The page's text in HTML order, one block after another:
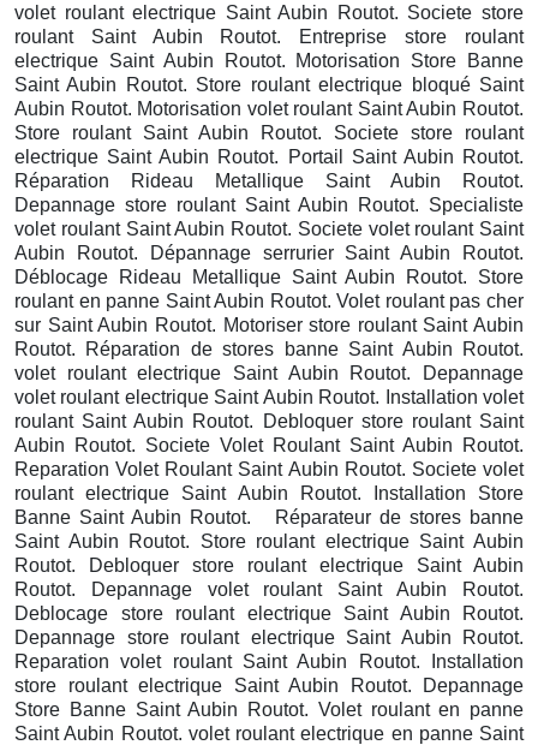
volet roulant electrique Saint Aubin Routot. Societe store
roulant Saint Aubin Routot. Entreprise store roulant
electrique Saint Aubin Routot. Motorisation Store Banne
Saint Aubin Routot. Store roulant electrique bloqué Saint
Aubin Routot. Motorisation volet roulant Saint Aubin Routot.
Store roulant Saint Aubin Routot. Societe store roulant
electrique Saint Aubin Routot. Portail Saint Aubin Routot.
Réparation Rideau Metallique Saint Aubin Routot.
Depannage store roulant Saint Aubin Routot. Specialiste
volet roulant Saint Aubin Routot. Societe volet roulant Saint
Aubin Routot. Dépannage serrurier Saint Aubin Routot.
Déblocage Rideau Metallique Saint Aubin Routot. Store
roulant en panne Saint Aubin Routot. Volet roulant pas cher
sur Saint Aubin Routot. Motoriser store roulant Saint Aubin
Routot. Réparation de stores banne Saint Aubin Routot.
volet roulant electrique Saint Aubin Routot. Depannage
volet roulant electrique Saint Aubin Routot. Installation volet
roulant Saint Aubin Routot. Debloquer store roulant Saint
Aubin Routot. Societe Volet Roulant Saint Aubin Routot.
Reparation Volet Roulant Saint Aubin Routot. Societe volet
roulant electrique Saint Aubin Routot. Installation Store
Banne Saint Aubin Routot. Réparateur de stores banne
Saint Aubin Routot. Store roulant electrique Saint Aubin
Routot. Debloquer store roulant electrique Saint Aubin
Routot. Depannage volet roulant Saint Aubin Routot.
Deblocage store roulant electrique Saint Aubin Routot.
Depannage store roulant electrique Saint Aubin Routot.
Reparation volet roulant Saint Aubin Routot. Installation
store roulant electrique Saint Aubin Routot. Depannage
Store Banne Saint Aubin Routot. Volet roulant en panne
Saint Aubin Routot. volet roulant electrique en panne Saint